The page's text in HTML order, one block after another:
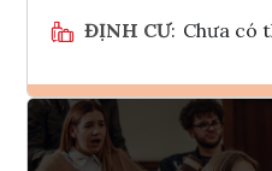
ĐỊNH CƯ: Chưa có